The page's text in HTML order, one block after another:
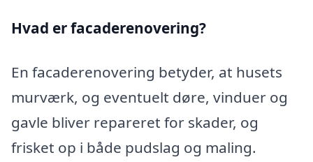
Hvad er facaderenovering?
En facaderenovering betyder, at husets
murværk, og eventuelt døre, vinduer og
gavle bliver repareret for skader, og
frisket op i både pudslag og maling.